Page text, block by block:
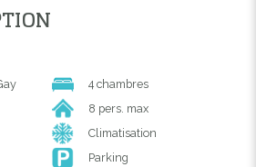
4 chambres
8 pers. max
Climatisation
Parking